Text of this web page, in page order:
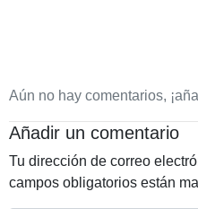
Aún no hay comentarios,
Añadir un comentario
Tu dirección de correo
campos obligatorios están